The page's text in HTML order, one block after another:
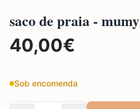
saco de praia - mumy
40,00€
Sob encomenda